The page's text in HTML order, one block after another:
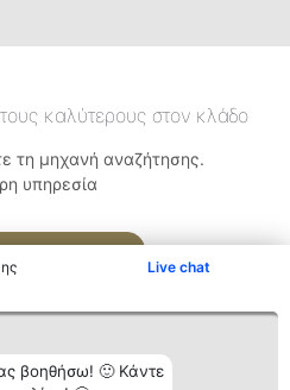
Live chat
βοηθήσω! 🙂 Κάντε
καλύτερους στον κλάδο
τη μηχανή αναζήτησης.
υπηρεσία